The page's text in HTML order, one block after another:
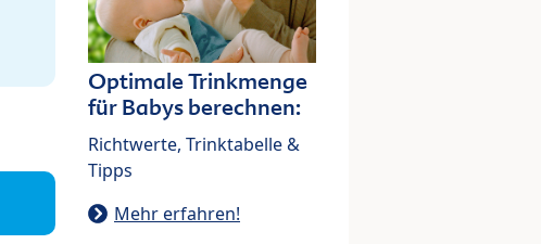
Optimale Trinkmenge
für Babys berechnen:
Richtwerte, Trinktabelle &
Tipps
Mehr erfahren!